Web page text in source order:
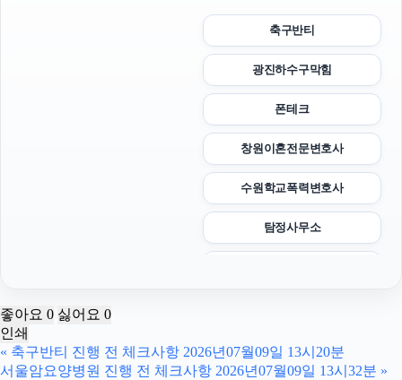
축구반티
광진하수구막힘
폰테크
창원이혼전문변호사
수원학교폭력변호사
탐정사무소
인스타 좋아요 구매
좋아요 0 싫어요 0
인쇄
« 축구반티 진행 전 체크사항 2026년07월09일 13시20분
서울암요양병원 진행 전 체크사항 2026년07월09일 13시32분 »